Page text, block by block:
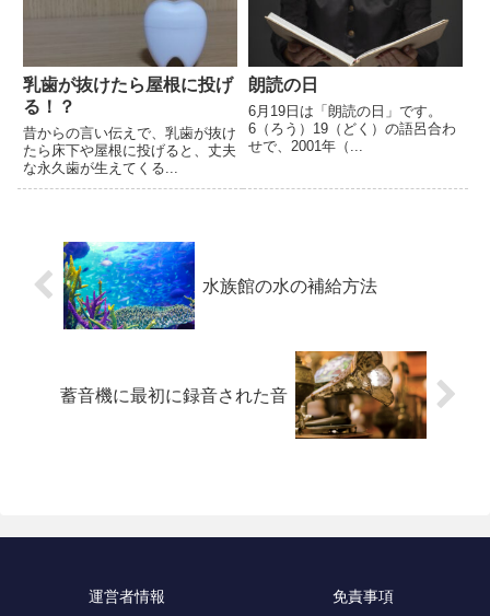
乳歯が抜けたら屋根に投げ
る！？
昔からの言い伝えで、乳歯が抜け
たら床下や屋根に投げると、丈夫
な永久歯が生えてくる...
朗読の日
6月19日は「朗読の日」です。
6（ろう）19（どく）の語呂合わ
せで、2001年（...
水族館の水の補給方法
蓄音機に最初に録音された音
運営者情報 免責事項